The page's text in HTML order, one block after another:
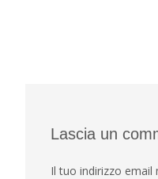
Lascia un
Il tuo indirizzo email